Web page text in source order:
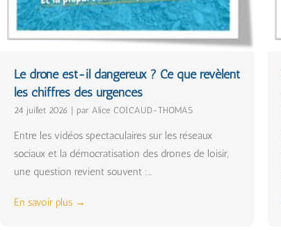
Le drone est-il dangereux ? Ce que révèlent
les chiffres des urgences
24 juillet 2026 par Alice COICAUD-THOMAS
Entre les vidéos spectaculaires sur les réseaux
sociaux et la démocratisation des drones de loisir,
une question revient souvent :...
En savoir plus →